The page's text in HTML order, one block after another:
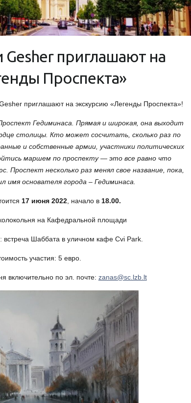
Gesher приглашают на
Проспекта»
приглашают на экскурсию «Легенды Проспекта»!
Гедиминаса. Прямая и широкая, она выходит
столицы. Кто может сосчитать, сколько раз по
и собственные армии, участники политических
маршем по проспекту — это все равно что
Проспект несколько раз менял свое название, пока,
имя основателя города – Гедиминаса.
17 июня 2022 , начало в 18.00.
на Кафедральной площади
встреча Шаббата в уличном кафе Cvi Park.
участия: 5 евро.
включительно по эл. почте: zanas@sc.lzb.lt